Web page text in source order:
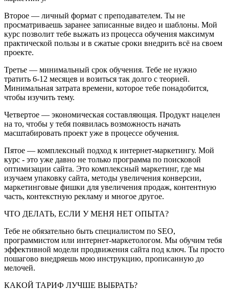
Второе — личный формат с преподавателем. Ты не
просматриваешь заранее записанные видео и шаблоны. Мой
курс позволит тебе выжать из процесса обучения максимум
практической пользы и в сжатые сроки внедрить всё на своем
проекте.
Третье — минимальный срок обучения. Тебе не нужно
тратить 6-12 месяцев и возиться так долго с теорией.
Минимальная затрата времени, которое тебе понадобится,
чтобы изучить тему.
Четвертое — экономическая составляющая. Продукт нацелен
на то, чтобы у тебя появилась возможность начать
масштабировать проект уже в процессе обучения.
Пятое — комплексный подход к интернет-маркетингу. Мой
курс - это уже давно не только программа по поисковой
оптимизации сайта. Это комплексный маркетинг, где мы
изучаем упаковку сайта, методы увеличения конверсии,
маркетинговые фишки для увеличения продаж, контентную
часть, контекстную рекламу и многое другое.
ЧТО ДЕЛАТЬ, ЕСЛИ У МЕНЯ НЕТ ОПЫТА?
Тебе не обязательно быть специалистом по SEO,
программистом или интернет-маркетологом. Мы обучим тебя
эффективной модели продвижения сайта под ключ. Ты просто
пошагово внедряешь мою инструкцию, прописанную до
мелочей.
КАКОЙ ТАРИФ ЛУЧШЕ ВЫБРАТЬ?